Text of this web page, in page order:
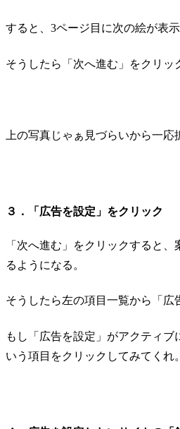
すると、3ページ目に次の絵が表示
そうしたら「次へ進む」をクリッ
上の写真じゃぁ見づらいから一応
３．「広告を設定」をクリック
「次へ進む」をクリックすると
るようになる。
そうしたら左の項目一覧から「広
もし「広告を設定」がアクティ
いう項目をクリックしてみてくれ